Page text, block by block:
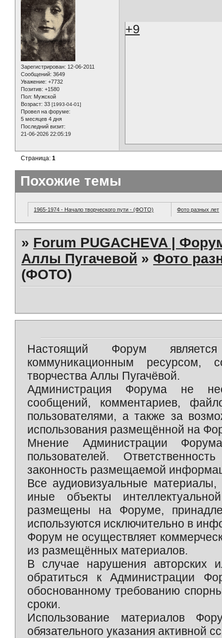
Зарегистрирован: 12-06-2011
Сообщений: 3649
Уважение: +7732
Позитив: +1580
Пол: Мужской
Возраст: 33 [1993-04-01]
Провел на форуме:
5 месяцев 4 дня
Последний визит:
21-06-2026 22:05:19
+9
Страница:1
Похожие темы
1965-1974 - Начало творческого пути - (ФОТО) Фото разных лет
» Forum PUGACHEVA |
Аллы Пугачевой » Фото
(ФОТО)
Настоящий Форум является
коммуникационным ресурсом,
творчества Аллы Пугачёвой.
Администрация Форума не
сообщений, комментариев,
пользователями, а также за
использования размещённой на
Мнение Администрации
пользователей.
законность размещаемой
Все аудиовизуальные
иные объекты
размещены на Форуме,
используются исключительно в
Форум не осуществляет
из размещённых материалов.
В случае нарушения авторских
обратиться к Администрации
обоснованному требованию
сроки.
Использование материалов
обязательного указания активной